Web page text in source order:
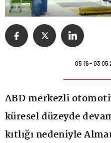
05:16 -
ABD merkezli
küresel düzeyde
kıtlığı nedeniyle